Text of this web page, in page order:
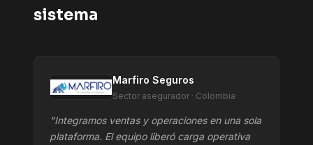
sistema
Marfiro Seguros
Sector asegurador · Colombia
"Integramos ventas y operaciones en una sola
plataforma. El equipo liberó carga operativa